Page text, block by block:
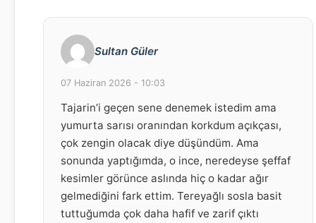
Sultan Güler
07 Haziran 2026 - 10:03
Tajarin’i geçen sene denemek istedim ama
yumurta sarısı oranından korkdum açıkçası,
çok zengin olacak diye düşündüm. Ama
sonunda yaptığımda, o ince, neredeyse şeffaf
kesimler görünce aslında hiç o kadar ağır
gelmediğini fark ettim. Tereyağlı sosla basit
tuttuğumda çok daha hafif ve zarif çıktı